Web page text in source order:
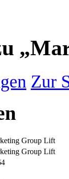
Zur
Group Lift
Group Lift